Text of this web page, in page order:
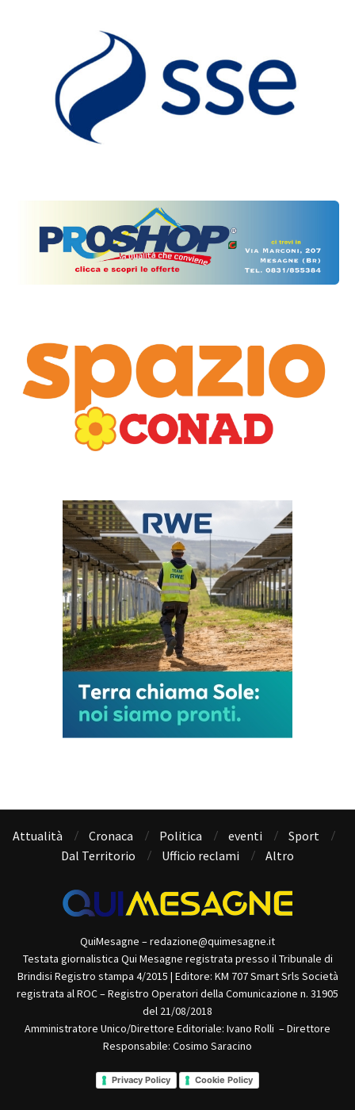
Attualità Cronaca Politica eventi
Sport
Dal Territorio
Ufficio reclami Altro
QuiMesagne – redazione@quimesagne.it
Testata giornalistica Qui Mesagne registrata presso il Tribunale di
Brindisi Registro stampa 4/2015 | Editore: KM 707 Smart Srls Società
registrata al ROC – Registro Operatori della Comunicazione n. 31905
del 21/08/2018
Amministratore Unico/Direttore Editoriale: Ivano Rolli – Direttore
Responsabile: Cosimo Saracino
Privacy Policy Cookie Policy